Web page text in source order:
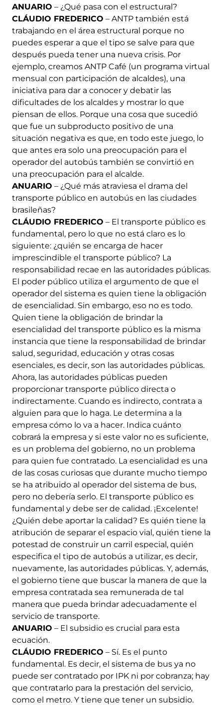
ANUARIO – ¿Qué pasa con el estructural?
CLÁUDIO FREDERICO – ANTP también está
trabajando en el área estructural porque no
puedes esperar a que el tipo se salve para que
después pueda tener una nueva crisis. Por
ejemplo, creamos ANTP Café (un programa virtual
mensual con participación de alcaldes), una
iniciativa para dar a conocer y debatir las
dificultades de los alcaldes y mostrar lo que
piensan de ellos. Porque una cosa que sucedió
que fue un subproducto positivo de una
situación negativa es que, en todo este juego, lo
que antes era solo una preocupación para el
operador del autobús también se convirtió en
una preocupación para el alcalde.
ANUARIO – ¿Qué más atraviesa el drama del
transporte público en autobús en las ciudades
brasileñas?
CLÁUDIO FREDERICO – El transporte público es
fundamental, pero lo que no está claro es lo
siguiente: ¿quién se encarga de hacer
imprescindible el transporte público? La
responsabilidad recae en las autoridades públicas.
El poder público utiliza el argumento de que el
operador del sistema es quien tiene la obligación
de esencialidad. Sin embargo, eso no es todo.
Quien tiene la obligación de brindar la
esencialidad del transporte público es la misma
instancia que tiene la responsabilidad de brindar
salud, seguridad, educación y otras cosas
esenciales, es decir, son las autoridades públicas.
Ahora, las autoridades públicas pueden
proporcionar transporte público directa o
indirectamente. Cuando es indirecto, contrata a
alguien para que lo haga. Le determina a la
empresa cómo lo va a hacer. Indica cuánto
cobrará la empresa y si este valor no es suficiente,
es un problema del gobierno, no un problema
para quien fue contratado. La esencialidad es una
de las cosas curiosas que durante mucho tiempo
se ha atribuido al operador del sistema de bus,
pero no debería serlo. El transporte público es
fundamental y debe ser de calidad. ¡Excelente!
¿Quién debe aportar la calidad? Es quién tiene la
atribución de separar el espacio vial, quién tiene la
potestad de construir un carril especial, quién
especifica el tipo de autobús a utilizar, es decir,
nuevamente, las autoridades públicas. Y, además,
el gobierno tiene que buscar la manera de que la
empresa contratada sea remunerada de tal
manera que pueda brindar adecuadamente el
servicio de transporte.
ANUARIO – El subsidio es crucial para esta
ecuación.
CLÁUDIO FREDERICO – Sí. Es el punto
fundamental. Es decir, el sistema de bus ya no
puede ser contratado por IPK ni por cobranza; hay
que contratarlo para la prestación del servicio,
como el metro. Y tiene que tener un subsidio.